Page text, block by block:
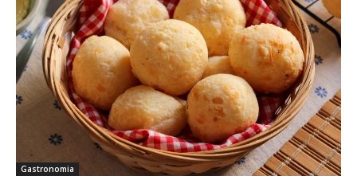
Gastronomia